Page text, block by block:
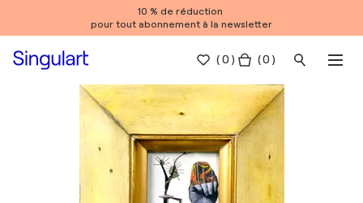
10 % de réduction
pour tout abonnement à la newsletter
(0 ) ( 0 )